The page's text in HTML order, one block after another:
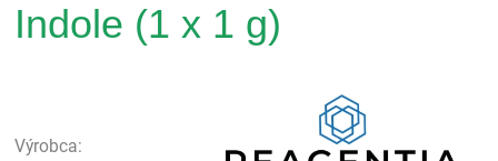
Indole (1 x 1 g)
Výrobca: